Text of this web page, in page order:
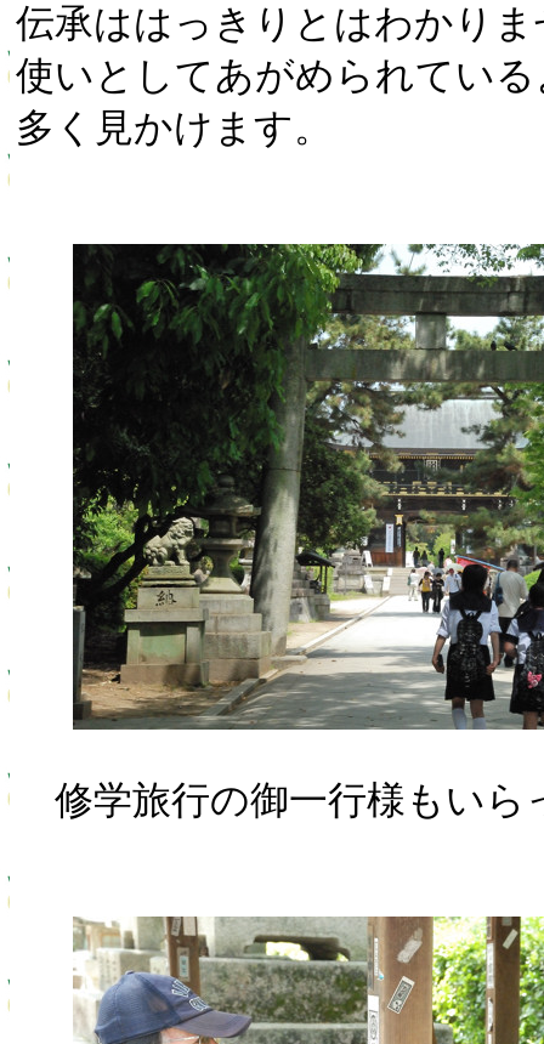
伝承ははっきりとはわかり
使いとしてあがめられてい
多く見かけます。
修学旅行の御一行様もいら